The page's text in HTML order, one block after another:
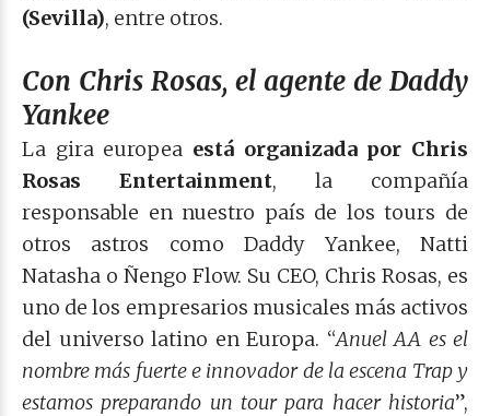
(Sevilla), entre otros.
Con Chris Rosas, el agente de Daddy
Yankee
La gira europea está organizada por Chris
Rosas Entertainment, la compañía
responsable en nuestro país de los tours de
otros astros como Daddy Yankee, Natti
Natasha o Ñengo Flow. Su CEO, Chris Rosas, es
uno de los empresarios musicales más activos
del universo latino en Europa. “Anuel AA es el
nombre más fuerte e innovador de la escena Trap y
estamos preparando un tour para hacer historia”,